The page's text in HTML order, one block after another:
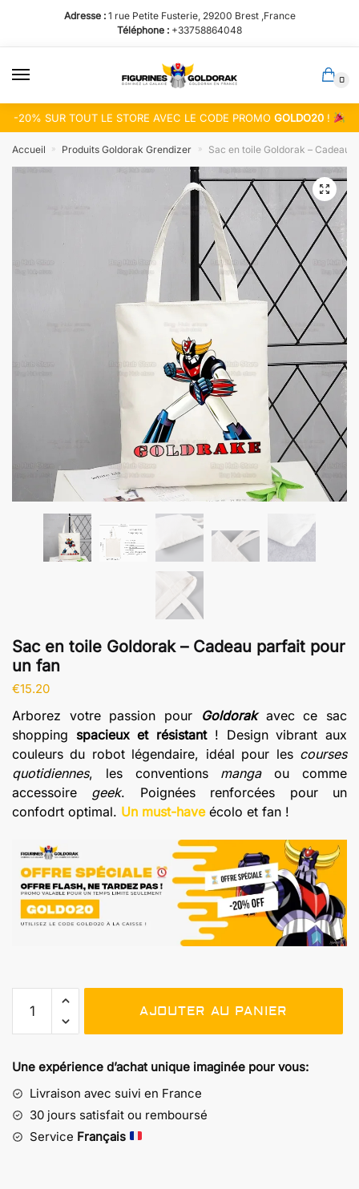
la
navigation
contenu
Adresse : 1 rue Petite Fusterie, 29200 Brest ,France
Téléphone : +33758864048
0
-20% SUR TOUT LE STORE AVEC LE CODE PROMOGOLDO20 !
Accueil » Produits Goldorak Grendizer » Sac en toile Goldorak – Cadeau
Sac en toile Goldorak – Cadeau parfait pour
un fan
€15.20
Arborez votre passion pour Goldorak avec ce sac
shopping spacieux et résistant! Design vibrant aux
couleurs du robot légendaire, idéal pour les courses
quotidiennes, les conventions mangaou comme
accessoire geek. Poignées renforcées pour un
confodrt optimal. Un must-haveécolo et fan !
Sac
toile
Goldorak
-
Cadeau
AJOUTER AU PANIER
Une expérience d’achat unique imaginée pour vous:
Livraison avec suivi en France
30 jours satisfait ou remboursé
Service Français